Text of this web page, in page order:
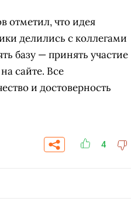
отметил, что идея
делились с коллегами
базу — принять участие
сайте. Все
и достоверность
4